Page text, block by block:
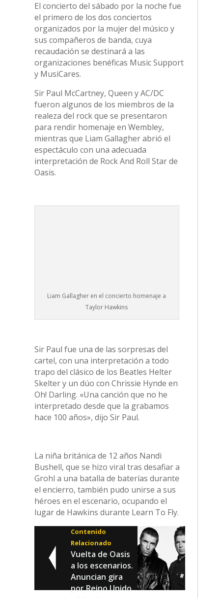
El concierto del sábado por la noche fue
el primero de los dos conciertos
organizados por la mujer del músico y
sus compañeros de banda, cuya
recaudación se destinará a las
organizaciones benéficas Music Support
y MusiCares.
Sir Paul McCartney, Queen y AC/DC
fueron algunos de los miembros de la
realeza del rock que se presentaron
para rendir homenaje en Wembley,
mientras que Liam Gallagher abrió el
espectáculo con una adecuada
interpretación de Rock And Roll Star de
Oasis.
Liam Gallagher en el concierto homenaje a
Taylor Hawkins
Sir Paul fue una de las sorpresas del
cartel, con una interpretación a todo
trapo del clásico de los Beatles Helter
Skelter y un dúo con Chrissie Hynde en
Oh! Darling. «Una canción que no he
interpretado desde que la grabamos
hace 100 años», dijo Sir Paul.
La niña británica de 12 años Nandi
Bushell, que se hizo viral tras desafiar a
Grohl a una batalla de baterías durante
el encierro, también pudo unirse a sus
héroes en el escenario, ocupando el
lugar de Hawkins durante Learn To Fly.
Contenido
Relacionado
Vuelta de Oasis
a los escenarios.
Anuncian gira
por Reino Unido